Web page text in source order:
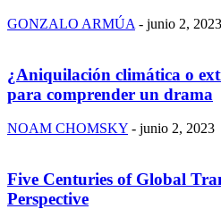
GONZALO ARMÚA - junio 2, 2023
¿Aniquilación climática o
para comprender un drama
NOAM CHOMSKY - junio 2, 2023
Five Centuries of Global
Perspective